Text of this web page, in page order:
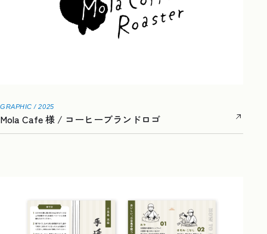
GRAPHIC / 2025
Mola Cafe 様 / コーヒーブランドロゴ